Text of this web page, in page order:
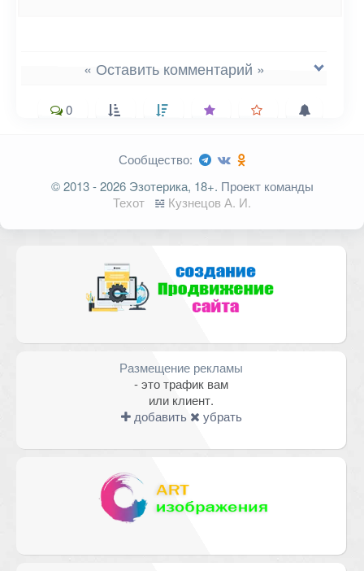
« Оставить комментарий »
Ваш адрес email не будет
опубликован.
Обязательные поля
Email *
0
Сообщество:
© 2013 - 2026 Эзотерика, 18+. Проект команды
Техот
𝌴 Кузнецов А. И.
Размещение рекламы
- это трафик вам
или клиент.
добавить
убрать